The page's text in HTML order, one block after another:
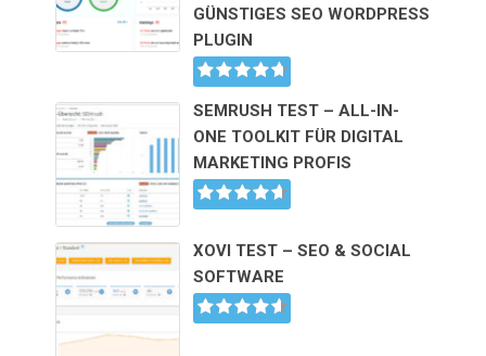
GÜNSTIGES SEO WORDPRESS
PLUGIN
SEMRUSH TEST – ALL-IN-
ONE TOOLKIT FÜR DIGITAL
MARKETING PROFIS
XOVI TEST – SEO & SOCIAL
SOFTWARE